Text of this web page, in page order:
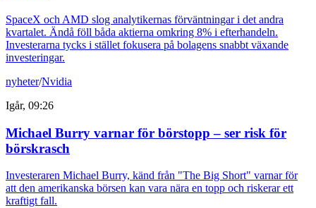
SpaceX och AMD slog analytikernas förväntningar i det andra
kvartalet. Ändå föll båda aktierna omkring 8% i efterhandeln.
Investerarna tycks i stället fokusera på bolagens snabbt växande
investeringar.
nyheter/Nvidia
Igår, 09:26
Michael Burry varnar för börstopp – ser risk för
börskrasch
Investeraren Michael Burry, känd från "The Big Short" varnar för
att den amerikanska börsen kan vara nära en topp och riskerar ett
kraftigt fall.